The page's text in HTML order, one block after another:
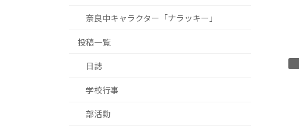
奈良中キャラクター「ナラッキー」
投稿一覧
日誌
学校行事
部活動